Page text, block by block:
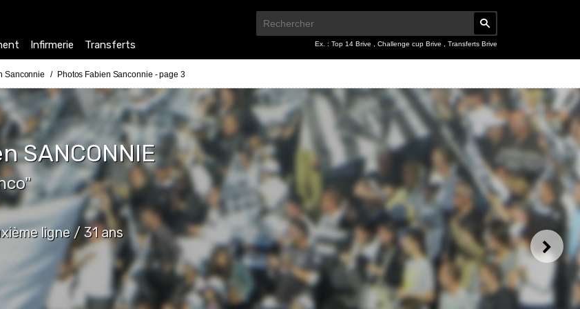
Ex. : Top 14 Brive Challenge cup Brive Transferts Brive
Infirmerie Transferts
Sanconnie Photos Fabien Sanconnie - page 3
SANCONNIE
ligne / 31 ans